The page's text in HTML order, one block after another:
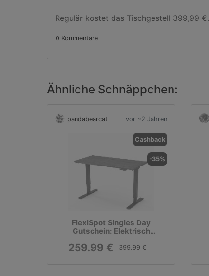
Regulär kostet das Tischgestell 399,99 €.
0 Kommentare
Ähnliche Schnäppchen:
pandabearcat vor ~2 Jahren
Cashback
-35%
FlexiSpot Singles Day
Gutschein: Elektrisch
(Dualmotor)
259.99 € 399.99 €